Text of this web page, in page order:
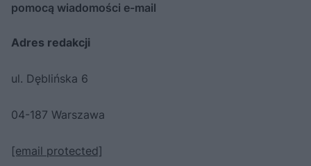
pomocą wiadomości e-mail
Adres redakcji
ul. Dęblińska 6
04-187 Warszawa
[email protected]